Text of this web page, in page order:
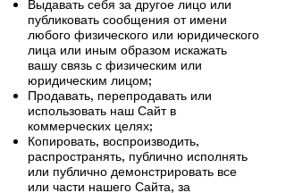
Выдавать себя за другое лицо или
публиковать сообщения от имени
любого физического или юридического
лица или иным образом искажать
вашу связь с физическим или
юридическим лицом;
Продавать, перепродавать или
использовать наш Сайт в
коммерческих целях;
Копировать, воспроизводить,
распространять, публично исполнять
или публично демонстрировать все
или части нашего Сайта, за